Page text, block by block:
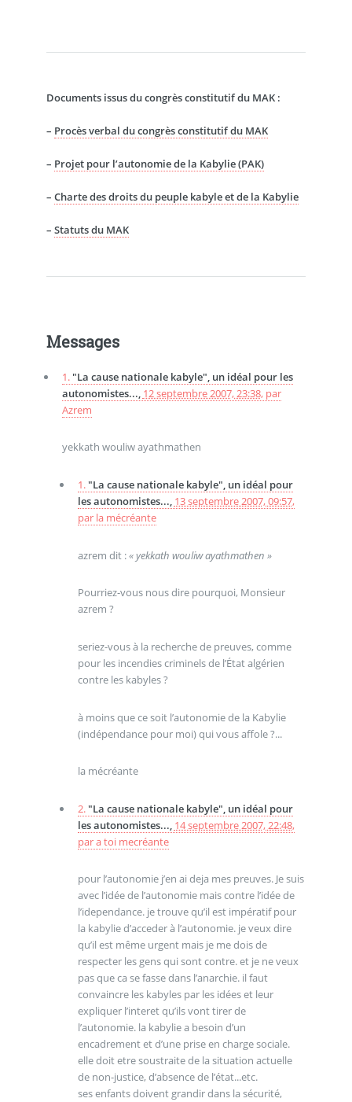
Documents issus du congrès constitutif du MAK :
– Procès verbal du congrès constitutif du MAK
– Projet pour l’autonomie de la Kabylie (PAK)
– Charte des droits du peuple kabyle et de la Kabylie
– Statuts du MAK
Messages
1. "La cause nationale kabyle", un idéal pour les
autonomistes..., 12 septembre 2007, 23:38, par
Azrem
yekkath wouliw ayathmathen
1. "La cause nationale kabyle", un idéal pour
les autonomistes..., 13 septembre 2007, 09:57,
par la mécréante
azrem dit :« yekkath wouliw ayathmathen »
Pourriez-vous nous dire pourquoi, Monsieur
azrem ?
seriez-vous à la recherche de preuves, comme
pour les incendies criminels de l’État algérien
contre les kabyles ?
à moins que ce soit l’autonomie de la Kabylie
(indépendance pour moi) qui vous affole ?...
la mécréante
2. "La cause nationale kabyle", un idéal pour
les autonomistes..., 14 septembre 2007, 22:48,
para toi mecréante
pour l’autonomie j’en ai deja mes preuves. Je suis
avec l’idée de l’autonomie mais contre l’idée de
l’idependance. je trouve qu’il est impératif pour
la kabylie d’acceder à l’autonomie. je veux dire
qu’il est même urgent mais je me dois de
respecter les gens qui sont contre. et je ne veux
pas que ca se fasse dans l’anarchie. il faut
convaincre les kabyles par les idées et leur
expliquer l’interet qu’ils vont tirer de
l’autonomie. la kabylie a besoin d’un
encadrement et d’une prise en charge sociale.
elle doit etre soustraite de la situation actuelle
de non-justice, d’absence de l’état...etc.
ses enfants doivent grandir dans la sécurité,